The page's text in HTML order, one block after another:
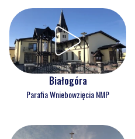
Białogóra
Parafia Wniebowzięcia NMP